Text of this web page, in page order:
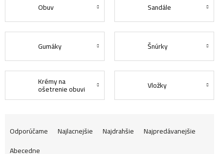
Obuv Sandále
Gumáky Šnúrky
Krémy na
ošetrenie obuvi Vložky
R
Odporúčame Najlacnejšie Najdrahšie
Najpredávanejšie
Abecedne